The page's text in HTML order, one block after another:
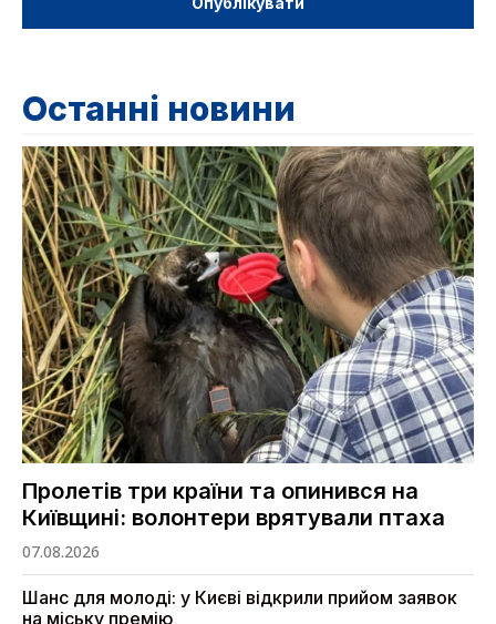
Останні новини
Пролетів три країни та опинився на
Київщині: волонтери врятували птаха
07.08.2026
Шанс для молоді: у Києві відкрили прийом заявок
на міську премію